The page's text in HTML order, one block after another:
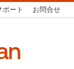
ポート お問合せ